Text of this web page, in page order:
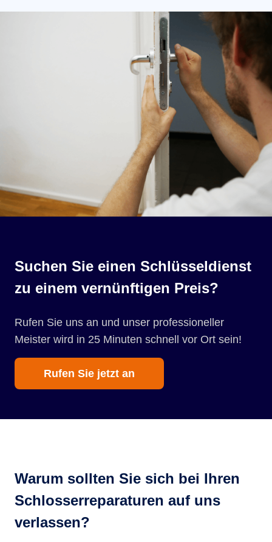
Suchen Sie einen Schlüsseldienst
zu einem vernünftigen Preis?
Rufen Sie uns an und unser professioneller
Meister wird in 25 Minuten schnell vor Ort sein!
Rufen Sie jetzt an
Warum sollten Sie sich bei Ihren
Schlosserreparaturen auf uns
verlassen?